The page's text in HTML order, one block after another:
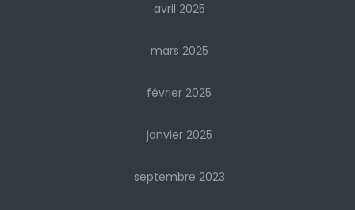
avril 2025
mars 2025
février 2025
janvier 2025
septembre 2023